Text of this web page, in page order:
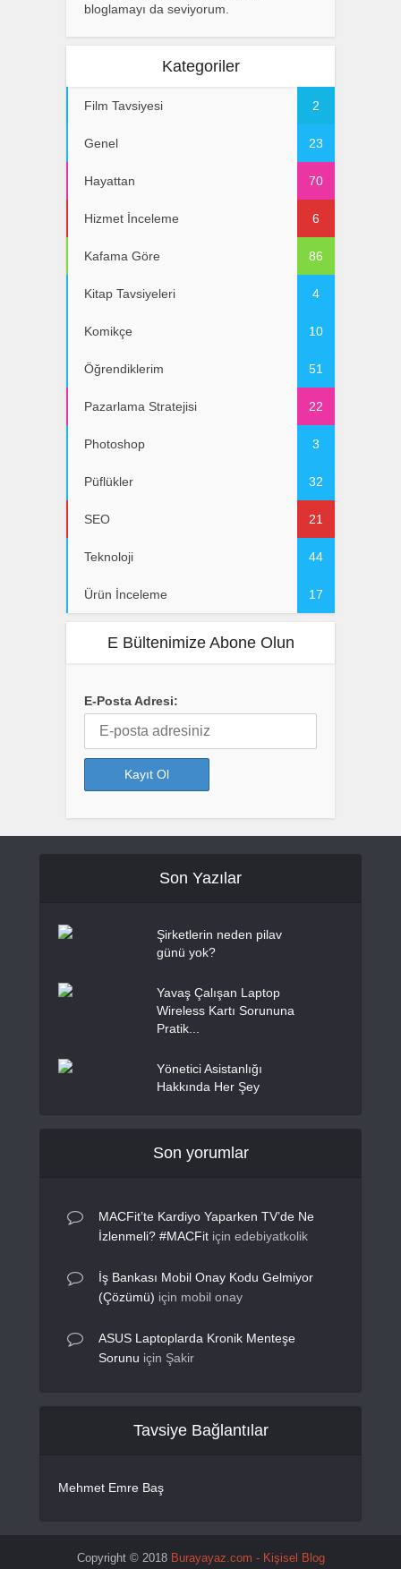
bloglamayı da seviyorum.
Kategoriler
Film Tavsiyesi 2
Genel 23
Hayattan 70
Hizmet İnceleme 6
Kafama Göre 86
Kitap Tavsiyeleri 4
Komikçe 10
Öğrendiklerim 51
Pazarlama Stratejisi 22
Photoshop 3
Püflükler 32
SEO 21
Teknoloji 44
Ürün İnceleme 17
E Bültenimize Abone Olun
E-Posta Adresi:
Son Yazılar
Şirketlerin neden pilav
günü yok?
Yavaş Çalışan Laptop
Wireless Kartı Sorununa
Pratik...
Yönetici Asistanlığı
Hakkında Her Şey
Son yorumlar
MACFit’te Kardiyo Yaparken TV’de Ne
İzlenmeli? #MACFit için edebiyatkolik
İş Bankası Mobil Onay Kodu Gelmiyor
(Çözümü) için mobil onay
ASUS Laptoplarda Kronik Menteşe
Sorunu için Şakir
Tavsiye Bağlantılar
Mehmet Emre Baş
Copyright © 2018 Burayayaz.com - Kişisel Blog